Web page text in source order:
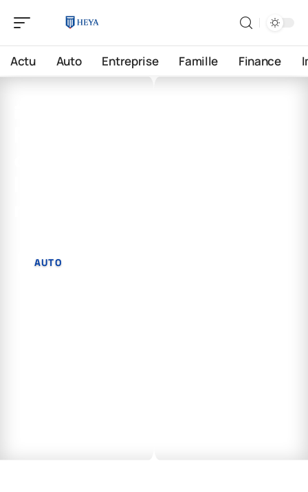
Actu Auto Entreprise Famille Finance
AUTO